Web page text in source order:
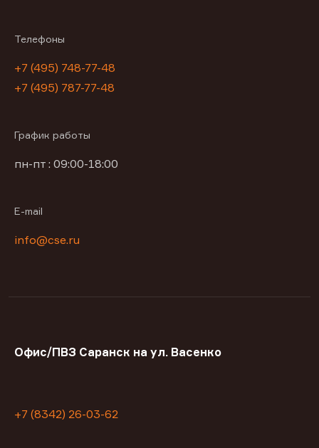
Телефоны
+7 (495) 748-77-48
+7 (495) 787-77-48
График работы
пн-пт : 09:00-18:00
E-mail
info@cse.ru
Офис/ПВЗ Саранск на ул. Васенко
+7 (8342) 26-03-62